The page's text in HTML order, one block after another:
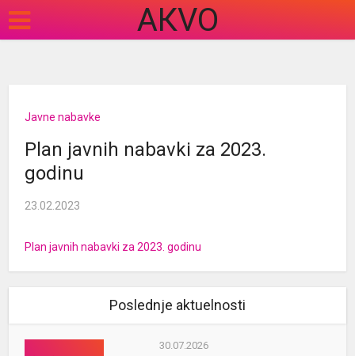
АКVO
Javne nabavke
Plan javnih nabavki za 2023.
godinu
23.02.2023
Plan javnih nabavki za 2023. godinu
Poslednje aktuelnosti
30.07.2026